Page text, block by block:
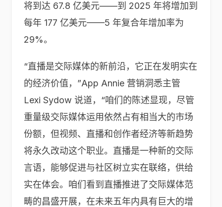
将到达 67.8 亿美元——到 2025 年将增加到
每年 177 亿美元——5 年复合年增加率为
29%。
“直播是交际媒体的新前沿，它正在发明实在
的经济价值，”App Annie 营销洞悉主管
Lexi Sydow 说道，“咱们的陈述显现，尽管
重量级交际媒体运用依然占有相当大的市场
份额，但视频、直播和创作者经济等新趋势
将永久改动这个职业。直播是一种新的交际
言语，能够促进与社区树立实在联络，供给
实在体会。咱们看到直播推进了交际媒体范
畴的昌盛开展，在未来五年内具有巨大的增